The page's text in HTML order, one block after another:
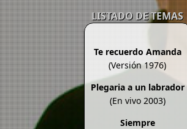
LISTADO DE TEMAS
Te recuerdo Amanda
(Versión 1976)
Plegaria a un labrador
(En vivo 2003)
Siempre